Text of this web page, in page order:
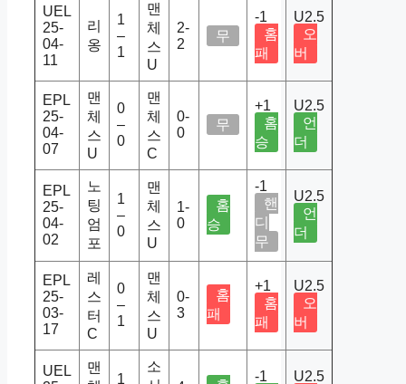
UEL
25-
04-
11
리
옹
1
–
1
맨
체
스
U
2-
2
무
-1
홈
패
U2.5
오
버
EPL
25-
04-
07
맨
체
스
U
0
–
0
맨
체
스
C
0-
0
무
+1
홈
승
U2.5
언
더
EPL
25-
04-
02
노
팅
엄
포
1
–
0
맨
체
스
U
1-
0
홈
승
-1
핸
디
무
U2.5
언
더
EPL
25-
03-
17
레
스
터
C
0
–
1
맨
체
스
U
0-
3
홈
패
+1
홈
패
U2.5
오
버
UEL
맨
1
소
-1 U2.5